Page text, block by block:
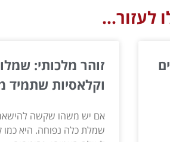
לעזור...
זוהר מלכותי:
וקלאסיות שתמיד
אם יש משהו שקשה להישאר
שמלת כלה נפוחה. היא כמו